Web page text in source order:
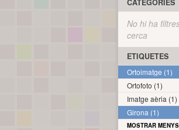
CATEGORIES
No hi ha
cerca
ETIQUETES
Ortoimatge (1)
Ortofoto (1)
Imatge aèria (1)
Girona (1)
MOSTRAR